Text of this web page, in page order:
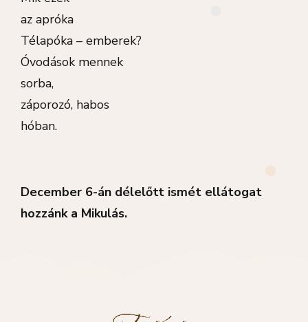
az apróka
Télapóka – emberek?
Óvodások mennek
sorba,
záporozó, habos
hóban.
December 6-án délelőtt ismét ellátogat
hozzánk a Mikulás.